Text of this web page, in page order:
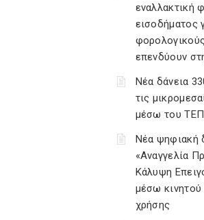
εναλλακτική
εισοδήματος
επενδύουν
Νέα δάνεια
τις
μέσω του
Νέα ψηφιακή
«Αναγγελία
Κάλυψη
μέσω κινητού
χρήσης